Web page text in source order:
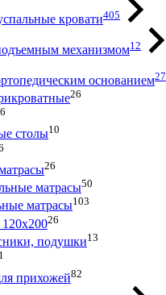
кровати405
механизмом12
основанием27
26
столы10
26
матрасы50
матрасы103
26
подушки13
прихожей82